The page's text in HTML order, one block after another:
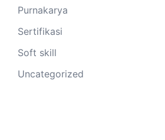
Purnakarya
Sertifikasi
Soft skill
Uncategorized